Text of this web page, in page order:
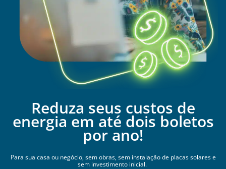
Reduza seus custos de
energia em até dois boletos
por ano!
Para sua casa ou negócio, sem obras, sem instalação de placas solares e
sem investimento inicial.